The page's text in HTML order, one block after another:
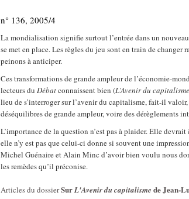
n° 136, 2005/4
La mondialisation signifie surtout l’entrée dans un
se met en place. Les règles du jeu sont en train de changer
peinons à anticiper.
Ces transformations de grande ampleur de l’économie-
lecteurs du Débatconnaissent bien (L’Avenir du capitalisme
lieu de s’interroger sur l’avenir du capitalisme, fait-il
déséquilibres de grande ampleur, voire des dérèglements
L’importance de la question n’est pas à plaider. Elle
elle n’y est pas que celui-ci donne si souvent une
Michel Guénaire et Alain Minc d’avoir bien voulu nous
les remèdes qu’il préconise.
Articles du dossierSurL'Avenir du capitalisme de Jean-